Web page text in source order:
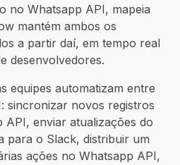
no Whatsapp API, mapeia
mantém ambos os
a partir daí, em tempo real
desenvolvedores.
equipes automatizam entre
sincronizar novos registros
API, enviar atualizações do
para o Slack, distribuir um
ações no Whatsapp API,